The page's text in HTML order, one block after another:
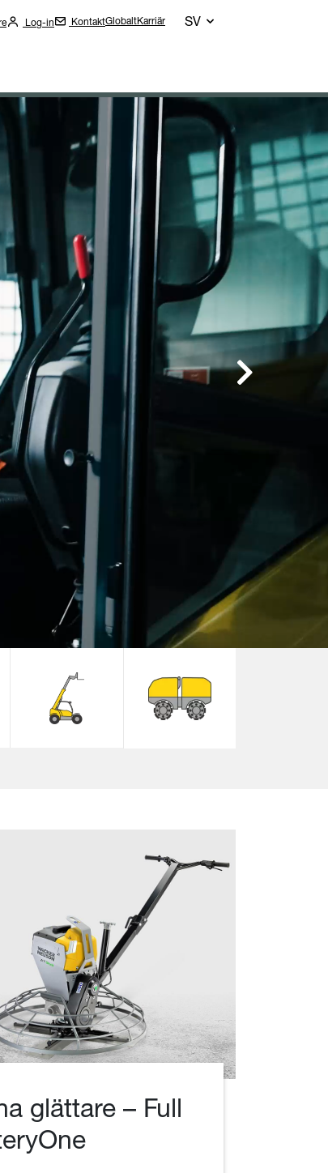
Log-in KontaktGlobaltKarriär SV
Next
glättare – Full